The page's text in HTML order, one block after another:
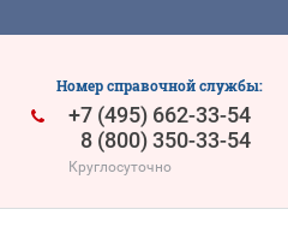
Номер справочной службы:
+7 (495) 662-33-54
8 (800) 350-33-54
Круглосуточно